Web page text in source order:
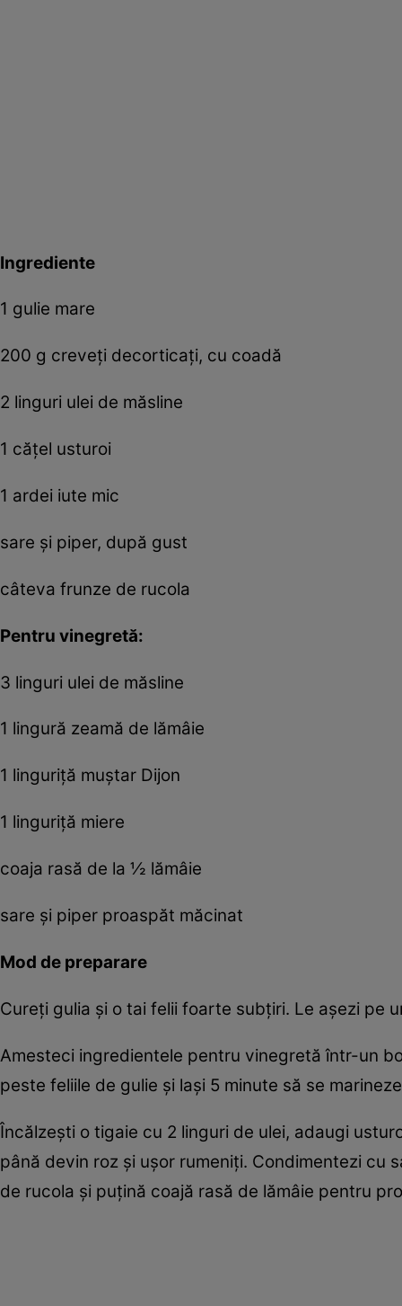
Ingrediente
1 gulie mare
200 g creveți decorticați, cu coadă
2 linguri ulei de măsline
1 cățel usturoi
1 ardei iute mic
sare și piper, după gust
câteva frunze de rucola
Pentru vinegretă:
3 linguri ulei de măsline
1 lingură zeamă de lămâie
1 linguriță muștar Dijon
1 linguriță miere
coaja rasă de la ½ lămâie
sare și piper proaspăt măcinat
Mod de preparare
Cureți gulia și o tai felii foarte subțiri. Le așezi pe
Amesteci ingredientele pentru vinegretă într-un
peste feliile de gulie și lași 5 minute să se
Încălzești o tigaie cu 2 linguri de ulei, adaugi
până devin roz și ușor rumeniți. Condimentezi cu
de rucola și puțină coajă rasă de lămâie pentru